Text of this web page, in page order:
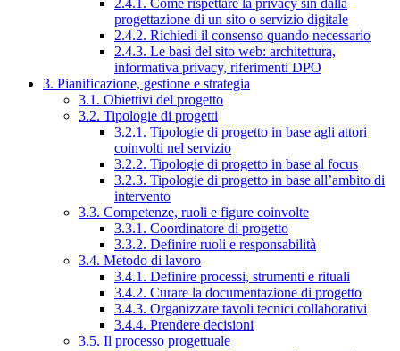
2.4.1. Come rispettare la privacy sin dalla
progettazione di un sito o servizio digitale
2.4.2. Richiedi il consenso quando necessario
2.4.3. Le basi del sito web: architettura,
informativa privacy, riferimenti DPO
3. Pianificazione, gestione e strategia
3.1. Obiettivi del progetto
3.2. Tipologie di progetti
3.2.1. Tipologie di progetto in base agli attori
coinvolti nel servizio
3.2.2. Tipologie di progetto in base al focus
3.2.3. Tipologie di progetto in base all’ambito di
intervento
3.3. Competenze, ruoli e figure coinvolte
3.3.1. Coordinatore di progetto
3.3.2. Definire ruoli e responsabilità
3.4. Metodo di lavoro
3.4.1. Definire processi, strumenti e rituali
3.4.2. Curare la documentazione di progetto
3.4.3. Organizzare tavoli tecnici collaborativi
3.4.4. Prendere decisioni
3.5. Il processo progettuale